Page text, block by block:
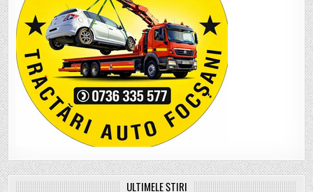
ULTIMELE ȘTIRI